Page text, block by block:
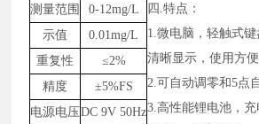
测量范围
0-12mg/L
示值
0.01mg/L
重复性
≤2%
精度
±5%FS
电源电压DC 9V 50Hz
四 .特点：
1.微电脑，轻触式
清晰显示，使用方便
2.可自动调零和5点
3.高性能锂电池，